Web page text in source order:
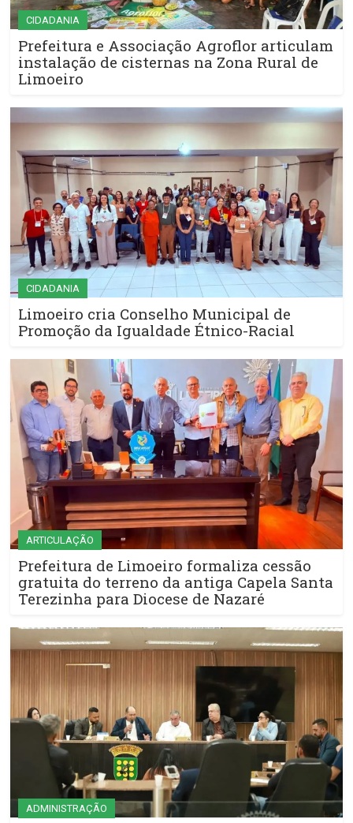
CIDADANIA
Prefeitura e Associação Agroflor articulam
instalação de cisternas na Zona Rural de
Limoeiro
CIDADANIA
Limoeiro cria Conselho Municipal de
Promoção da Igualdade Étnico-Racial
ARTICULAÇÃO
Prefeitura de Limoeiro formaliza cessão
gratuita do terreno da antiga Capela Santa
Terezinha para Diocese de Nazaré
ADMINISTRAÇÃO